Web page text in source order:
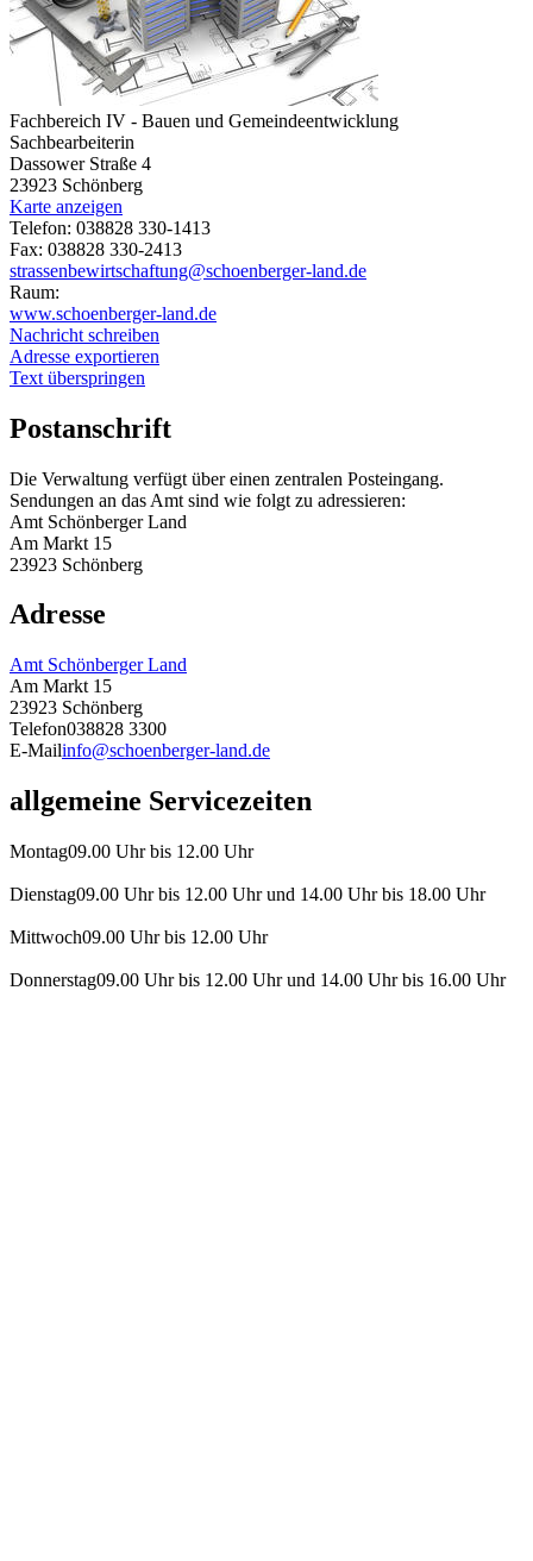
Fachbereich IV - Bauen und Gemeindeentwicklung
Sachbearbeiterin
Dassower Straße 4
23923 Schönberg
Karte anzeigen
Telefon: 038828 330-1413
Fax: 038828 330-2413
strassenbewirtschaftung@schoenberger-land.de
Raum:
www.schoenberger-land.de
Nachricht schreiben
Adresse exportieren
Text überspringen
Postanschrift
Die Verwaltung verfügt über einen zentralen Posteingang.
Sendungen an das Amt sind wie folgt zu adressieren:
Amt Schönberger Land
Am Markt 15
23923 Schönberg
Adresse
Amt Schönberger Land
Am Markt 15
23923 Schönberg
Telefon038828 3300
E-Mailinfo@schoenberger-land.de
allgemeine Servicezeiten
Montag09.00 Uhr bis 12.00 Uhr
Dienstag09.00 Uhr bis 12.00 Uhr und 14.00 Uhr bis 18.00 Uhr
Mittwoch09.00 Uhr bis 12.00 Uhr
Donnerstag09.00 Uhr bis 12.00 Uhr und 14.00 Uhr bis 16.00 Uhr